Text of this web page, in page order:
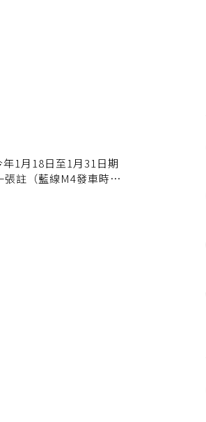
1月18日至1月31日期
註（藍線M4發車時間